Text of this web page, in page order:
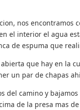
nos encontramos
el interior el agua
de espuma que
abierta que hay en la
un par de chapas ahi
del camino y
de la presa mas